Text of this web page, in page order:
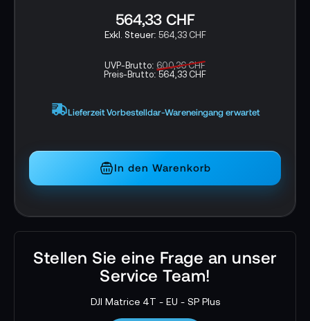
564,33 CHF
564,33 CHF
UVP-Brutto: 600,36 CHF
Preis-Brutto:564,33 CHF
Lieferzeit Vorbestelldar-Wareneingang erwartet
In den Warenkorb
Stellen Sie eine Frage an unser
Service Team!
DJI Matrice 4T - EU - SP Plus